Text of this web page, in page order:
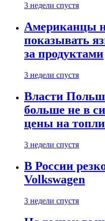
3 недели спустя
Американцы
показывать
за продуктами
3 недели спустя
Власти
больше не в
цены на
3 недели спустя
В России
Volkswagen
3 недели спустя